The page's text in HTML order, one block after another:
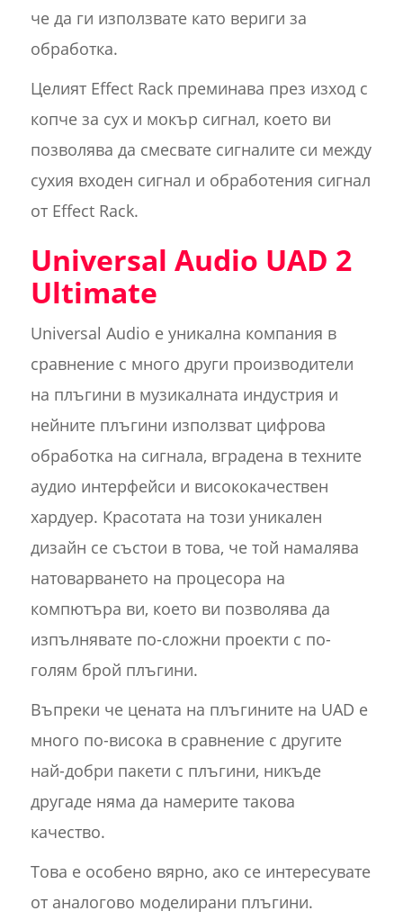
че да ги използвате като вериги за
обработка.
Целият Effect Rack преминава през изход с
копче за сух и мокър сигнал, което ви
позволява да смесвате сигналите си между
сухия входен сигнал и обработения сигнал
от Effect Rack.
Universal Audio UAD 2
Ultimate
Universal Audio е уникална компания в
сравнение с много други производители
на плъгини в музикалната индустрия и
нейните плъгини използват цифрова
обработка на сигнала, вградена в техните
аудио интерфейси и висококачествен
хардуер. Красотата на този уникален
дизайн се състои в това, че той намалява
натоварването на процесора на
компютъра ви, което ви позволява да
изпълнявате по-сложни проекти с по-
голям брой плъгини.
Въпреки че цената на плъгините на UAD е
много по-висока в сравнение с другите
най-добри пакети с плъгини, никъде
другаде няма да намерите такова
качество.
Това е особено вярно, ако се интересувате
от аналогово моделирани плъгини.